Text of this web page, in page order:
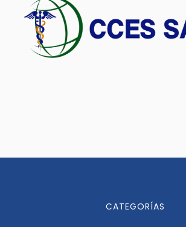
CATEGORÍAS